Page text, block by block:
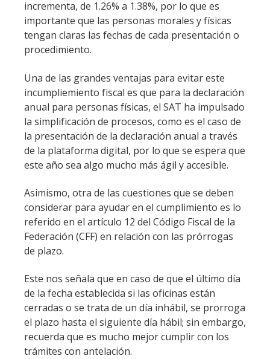
incrementa, de 1.26% a 1.38%, por lo que es
importante que las personas morales y físicas
tengan claras las fechas de cada presentación o
procedimiento.
Una de las grandes ventajas para evitar este
incumpliemiento fiscal es que para la declaración
anual para personas físicas, el SAT ha impulsado
la simplificación de procesos, como es el caso de
la presentación de la declaración anual a través
de la plataforma digital, por lo que se espera que
este año sea algo mucho más ágil y accesible.
Asimismo, otra de las cuestiones que se deben
considerar para ayudar en el cumplimiento es lo
referido en el artículo 12 del Código Fiscal de la
Federación (CFF) en relación con las prórrogas
de plazo.
Este nos señala que en caso de que el último día
de la fecha establecida si las oficinas están
cerradas o se trata de un día inhábil, se prorroga
el plazo hasta el siguiente día hábil; sin embargo,
recuerda que es mucho mejor cumplir con los
trámites con antelación.